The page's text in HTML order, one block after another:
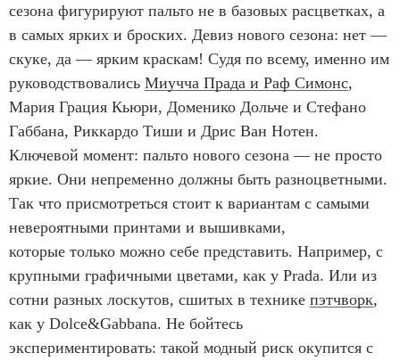
сезона фигурируют пальто не в базовых расцветках, а
в самых ярких и броских. Девиз нового сезона: нет —
скуке, да — ярким краскам! Судя по всему, именно им
руководствовались Миучча Прада и Раф Симонс,
Мария Грация Кьюри, Доменико Дольче и Стефано
Габбана, Риккардо Тиши и Дрис Ван Нотен.
Ключевой момент: пальто нового сезона — не просто
яркие. Они непременно должны быть разноцветными.
Так что присмотреться стоит к вариантам с самыми
невероятными принтами и вышивками,
которые только можно себе представить. Например, с
крупными графичными цветами, как у Prada. Или из
сотни разных лоскутов, сшитых в технике пэтчворк,
как у Dolce&Gabbana. Не бойтесь
экспериментировать: такой модный риск окупится с